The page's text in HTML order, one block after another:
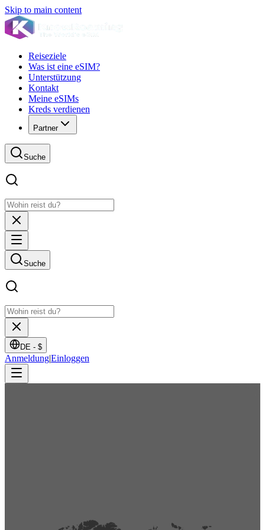
Skip to main content
Reiseziele
Was ist eine eSIM?
Unterstützung
Kontakt
Meine eSIMs
Kreds verdienen
Partner
Suche
Suche
DE - $
Anmeldung|Einloggen